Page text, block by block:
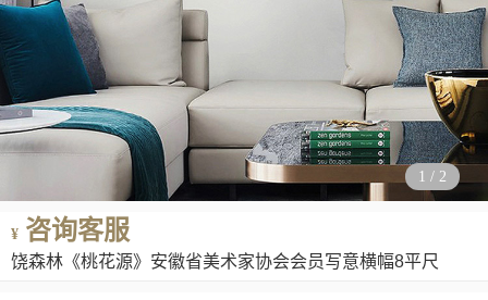
1 / 2
¥ 咨询客服
饶森林《桃花源》安徽省美术家协会会员写意横幅8平尺